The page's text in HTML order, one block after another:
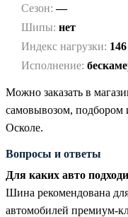
Сезон: —
Шипы: нет
Индекс нагрузки:
Исполнение:
Можно заказать в
самовывозом, подбором
Осколе.
Вопросы и ответы
Для каких авто
Шина рекомендована
автомобилей премиум-